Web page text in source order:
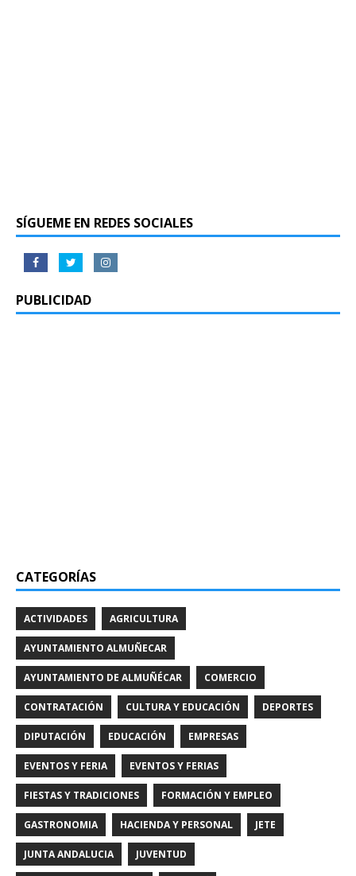
SÍGUEME EN REDES SOCIALES
PUBLICIDAD
CATEGORÍAS
ACTIVIDADES AGRICULTURA
AYUNTAMIENTO ALMUÑECAR
AYUNTAMIENTO DE ALMUÑÉCAR COMERCIO
CONTRATACIÓN CULTURA Y EDUCACIÓN DEPORTES
DIPUTACIÓN EDUCACIÓN EMPRESAS
EVENTOS Y FERIA EVENTOS Y FERIAS
FIESTAS Y TRADICIONES FORMACIÓN Y EMPLEO
GASTRONOMIA HACIENDA Y PERSONAL JETE
JUNTA ANDALUCIA JUVENTUD